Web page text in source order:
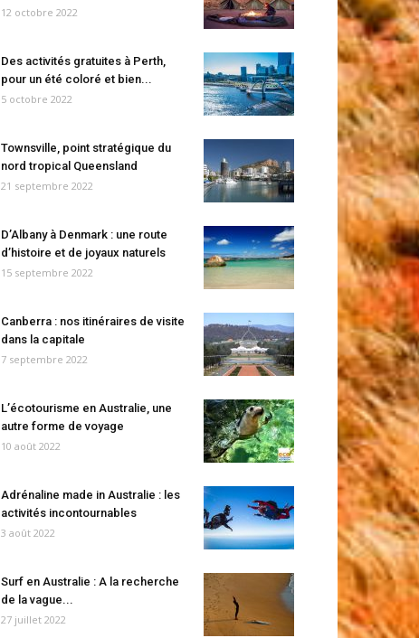
12 octobre 2022
Des activités gratuites à Perth,
pour un été coloré et bien...
5 octobre 2022
Townsville, point stratégique du
nord tropical Queensland
21 septembre 2022
D’Albany à Denmark : une route
d’histoire et de joyaux naturels
15 septembre 2022
Canberra : nos itinéraires de visite
dans la capitale
7 septembre 2022
L’écotourisme en Australie, une
autre forme de voyage
10 août 2022
Adrénaline made in Australie : les
activités incontournables
3 août 2022
Surf en Australie : A la recherche
de la vague...
27 juillet 2022